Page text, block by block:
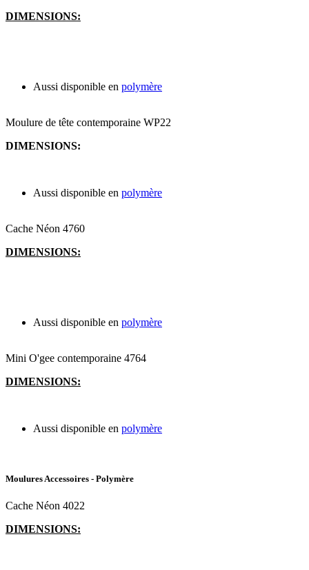
DIMENSIONS:
Aussi disponible en polymère
Moulure de tête contemporaine WP22
DIMENSIONS:
Aussi disponible en polymère
Cache Néon 4760
DIMENSIONS:
Aussi disponible en polymère
Mini O'gee contemporaine 4764
DIMENSIONS:
Aussi disponible en polymère
Moulures Accessoires - Polymère
Cache Néon 4022
DIMENSIONS: